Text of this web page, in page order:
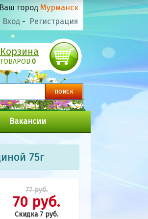
Ваш город Мурманск
Вход - Регистрация
Корзина
ТОВАРОВ:0
Вакансии
75г
77 руб.
70 руб.
Скидка 7 руб.